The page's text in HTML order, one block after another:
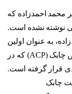
مدرس، دکتر محمد احمدزاده که
نوشته نشده است.
به عنوان اولین
ایرانی دارنده مدرک بین المللی متخصص چابک (ACP) که در
چابک